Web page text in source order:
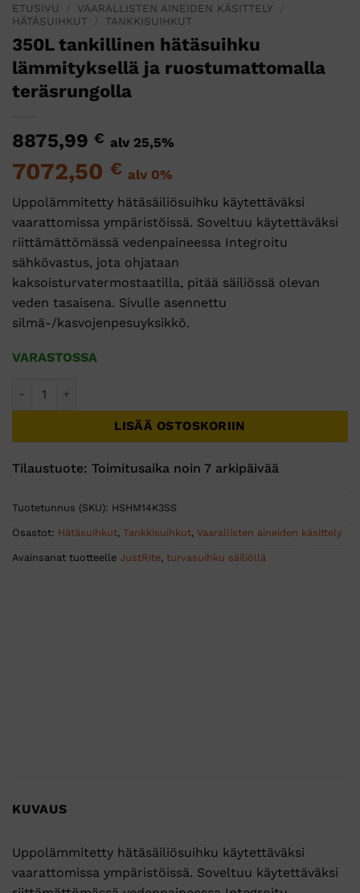
ETUSIVU VAARALLISTEN AINEIDEN KÄSITTELY
HÄTÄSUIHKUT
TANKKISUIHKUT
350L tankillinen hätäsuihku
lämmityksellä ja ruostumattomalla
teräsrungolla
8875,99 € alv 25,5%
7072,50 € alv 0%
Uppolämmitetty hätäsäiliösuihku käytettäväksi
vaarattomissa ympäristöissä. Soveltuu käytettäväksi
riittämättömässä vedenpaineessa Integroitu
sähkövastus, jota ohjataan
kaksoisturvatermostaatilla, pitää säiliössä olevan
veden tasaisena. Sivulle asennettu
silmä-/kasvojenpesuyksikkö.
VARASTOSSA
LISÄÄ OSTOSKORIIN
Tilaustuote: Toimitusaika noin 7 arkipäivää
Tuotetunnus (SKU): HSHM14K3SS
Osastot: Hätäsuihkut, Tankkisuihkut, Vaarallisten aineiden käsittely
Avainsanat tuotteelle JustRite, turvasuihku säiliöllä
KUVAUS
Uppolämmitetty hätäsäiliösuihku käytettäväksi
vaarattomissa ympäristöissä. Soveltuu käytettäväksi